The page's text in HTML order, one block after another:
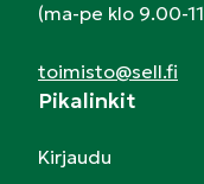
(ma-pe klo 9.00-
toimisto@sell.fi
Pikalinkit
Kirjaudu